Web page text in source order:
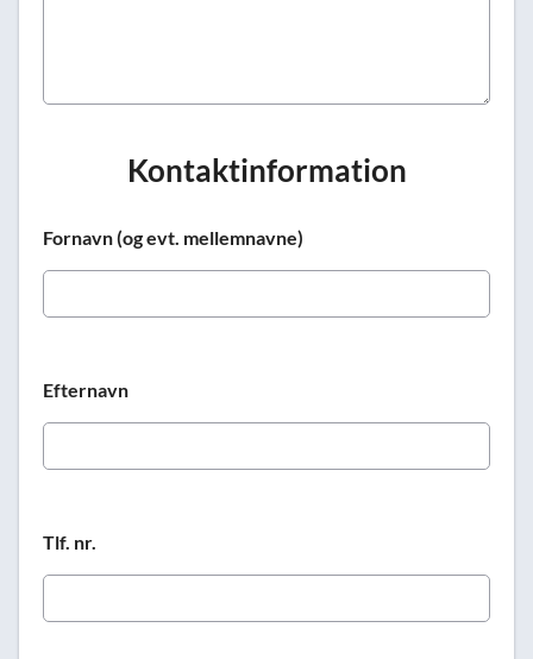
Kontaktinformation
Fornavn (og evt. mellemnavne)
Efternavn
Tlf. nr.